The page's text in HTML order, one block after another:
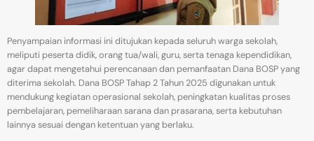
Penyampaian informasi ini ditujukan kepada seluruh warga sekolah,
meliputi peserta didik, orang tua/wali, guru, serta tenaga kependidikan,
agar dapat mengetahui perencanaan dan pemanfaatan Dana BOSP yang
diterima sekolah. Dana BOSP Tahap 2 Tahun 2025 digunakan untuk
mendukung kegiatan operasional sekolah, peningkatan kualitas proses
pembelajaran, pemeliharaan sarana dan prasarana, serta kebutuhan
lainnya sesuai dengan ketentuan yang berlaku.